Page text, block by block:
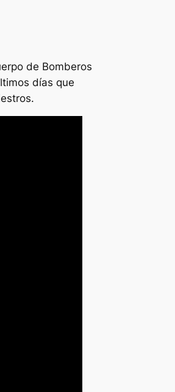
de Bomberos
días que